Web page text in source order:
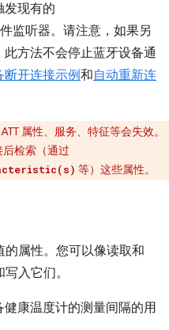
发现有的
监听器。请注意，如果另
方法不会停止蓝牙设备通
断开连接示例和自动重新连
属性、服务、特征等会失效。
检索（通过
等）这些属性。
的属性。您可以像读取和
入它们。
康温度计的测量间隔的用